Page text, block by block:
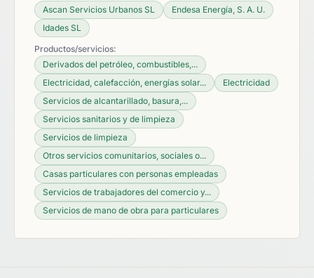
Ascan Servicios Urbanos SL
Endesa Energía, S. A. U.
Idades SL
Productos/servicios:
Derivados del petróleo, combustibles,...
Electricidad, calefacción, energías solar...
Electricidad
Servicios de alcantarillado, basura,...
Servicios sanitarios y de limpieza
Servicios de limpieza
Otros servicios comunitarios, sociales o...
Casas particulares con personas empleadas
Servicios de trabajadores del comercio y...
Servicios de mano de obra para particulares